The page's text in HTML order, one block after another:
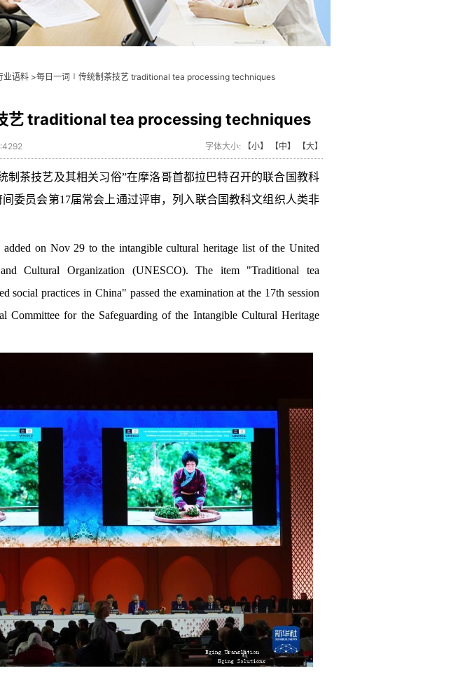
业语料 >每日一词∣传统制茶技艺 traditional tea processing techniques
艺 traditional tea processing techniques
字体大小: 【小】 【中】 【大】
制茶技艺及其相关习俗”在摩洛哥首都拉巴特召开的联合国教科
委员会第17届常会上通过评审，列入联合国教科文组织人类非
added on Nov 29 to the intangible cultural heritage list of the United
Cultural Organization (UNESCO). The item "Traditional tea
social practices in China" passed the examination at the 17th session
Committee for the Safeguarding of the Intangible Cultural Heritage